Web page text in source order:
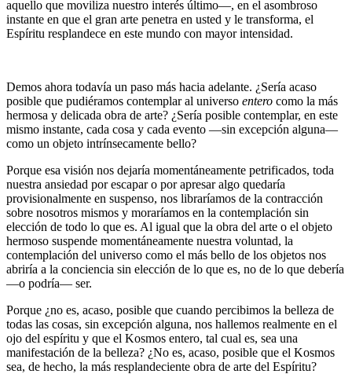
aquello que moviliza nuestro interés último―, en el asombroso
instante en que el gran arte penetra en usted y le transforma, el
Espíritu resplandece en este mundo con mayor intensidad.
Demos ahora todavía un paso más hacia adelante. ¿Sería acaso
posible que pudiéramos contemplar al universo entero como la más
hermosa y delicada obra de arte? ¿Sería posible contemplar, en este
mismo instante, cada cosa y cada evento ―sin excepción alguna―
como un objeto intrínsecamente bello?
Porque esa visión nos dejaría momentáneamente petrificados, toda
nuestra ansiedad por escapar o por apresar algo quedaría
provisionalmente en suspenso, nos libraríamos de la contracción
sobre nosotros mismos y moraríamos en la contemplación sin
elección de todo lo que es. Al igual que la obra del arte o el objeto
hermoso suspende momentáneamente nuestra voluntad, la
contemplación del universo como el más bello de los objetos nos
abriría a la conciencia sin elección de lo que es, no de lo que debería
―o podría― ser.
Porque ¿no es, acaso, posible que cuando percibimos la belleza de
todas las cosas, sin excepción alguna, nos hallemos realmente en el
ojo del espíritu y que el Kosmos entero, tal cual es, sea una
manifestación de la belleza? ¿No es, acaso, posible que el Kosmos
sea, de hecho, la más resplandeciente obra de arte del Espíritu?